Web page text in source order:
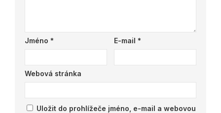
Jméno * E-mail *
Webová stránka
Uložit do prohlížeče jméno, e-mail a webovou